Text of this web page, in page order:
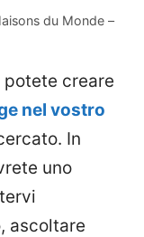
du Monde –
creare
nel vostro
In
uno
ascoltare